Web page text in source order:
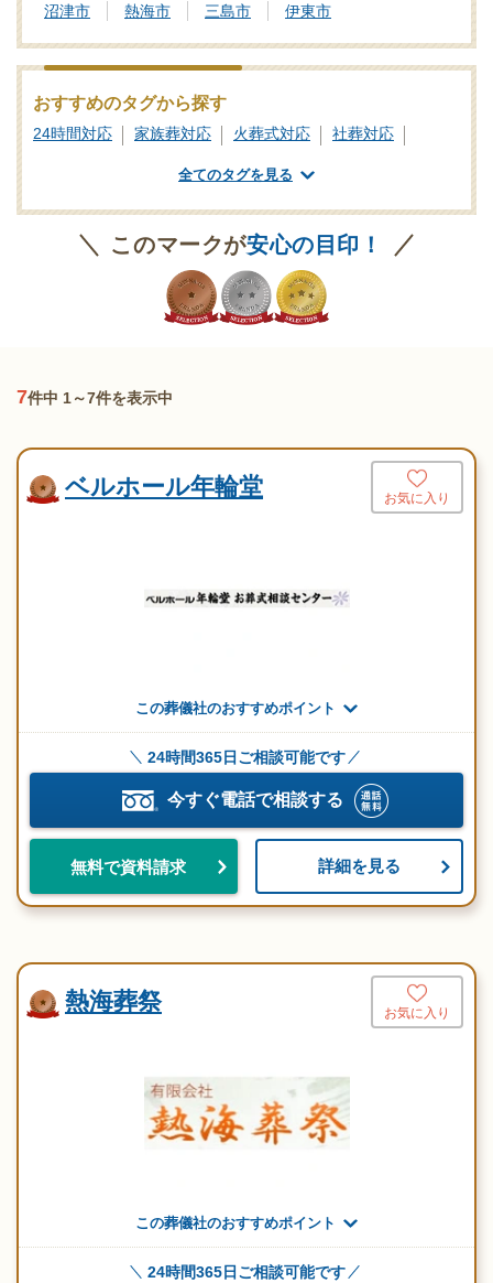
沼津市 熱海市 三島市 伊東市
おすすめのタグから探す
24時間対応 家族葬対応 火葬式対応
社葬対応
葬祭ディレクター
ご遺体あずかり
全てのタグを見る
このマークが安心の目印！
7件中 1～7件を表示中
ベルホール年輪堂 お気に入り
この葬儀社のおすすめポイント
24時間365日ご相談可能です
今すぐ電話で相談する
無料で資料請求 詳細を見る
熱海葬祭 お気に入り
この葬儀社のおすすめポイント
24時間365日ご相談可能です